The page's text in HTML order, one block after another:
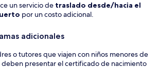
un servicio de traslado desde/hacia el
por un costo adicional.
adicionales
o tutores que viajen con niños menores de
deben presentar el certificado de nacimiento